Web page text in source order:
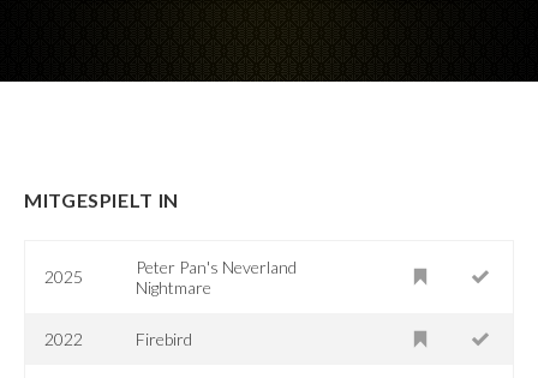
MITGESPIELT IN
2025
Peter Pan's Neverland
Nightmare
2022 Firebird